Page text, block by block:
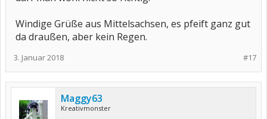
Windige Grüße aus Mittelsachsen, es pfeift ganz gut
da draußen, aber kein Regen.
#17
3. Januar 2018
Maggy63
Kreativmonster